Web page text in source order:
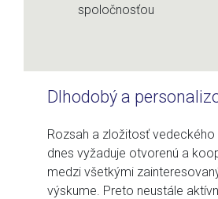
spoločnosťou
Dlhodobý a
Rozsah a zložitosť vedeckého
dnes vyžaduje otvorenú a
medzi všetkými
výskume. Preto neustále